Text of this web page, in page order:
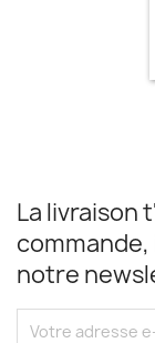
La livraison
notre